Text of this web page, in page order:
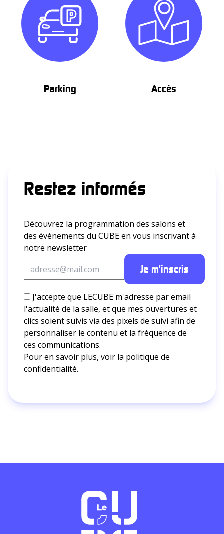
Parking Accès
Restez informés
Découvrez la programmation des salons et
des événements du CUBE en vous inscrivant à
notre newsletter
J'accepte que LECUBE m'adresse par email
l'actualité de la salle, et que mes ouvertures et
clics soient suivis via des pixels de suivi afin de
personnaliser le contenu et la fréquence de
ces communications.
Pour en savoir plus, voir la politique de
confidentialité.